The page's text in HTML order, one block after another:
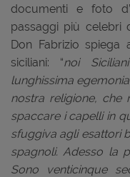
documenti e foto
passaggi più celebri
Don Fabrizio spiega
siciliani: “noi
lunghissima
nostra religione, che
spaccare i capelli in
sfuggiva agli esattori
spagnoli. Adesso la
Sono venticinque